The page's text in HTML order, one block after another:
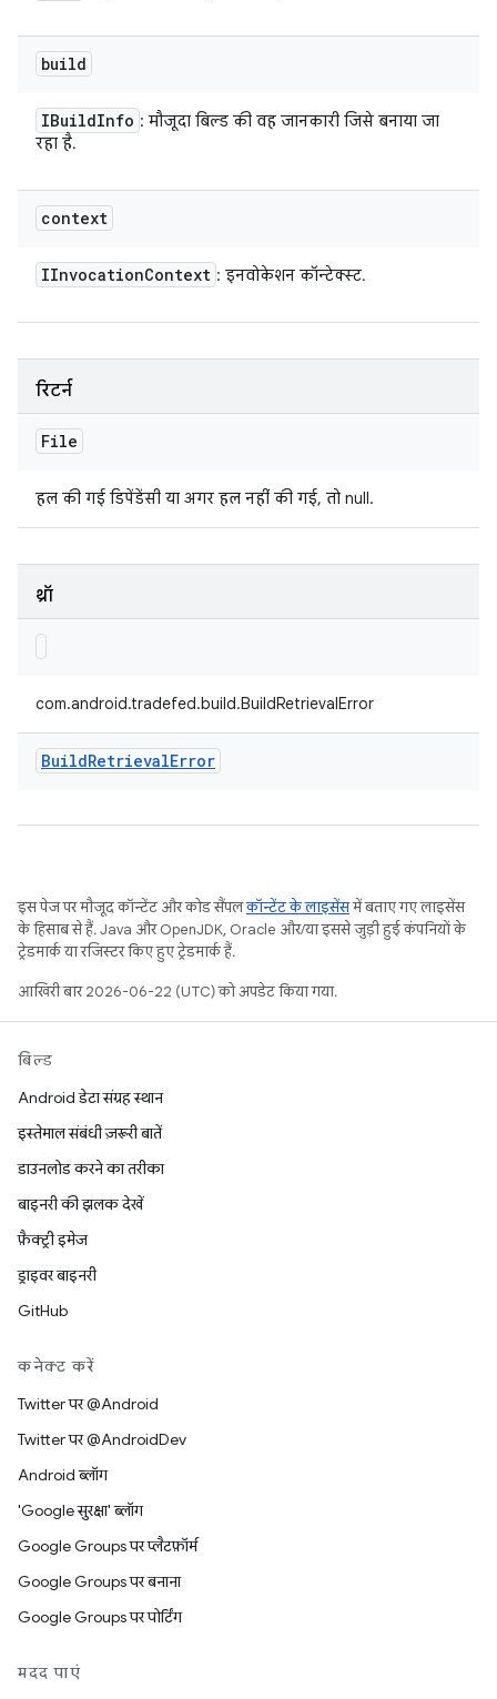
build
IBuildInfo : मौजूदा बिल्ड की वह जानकारी जिसे बनाया जा
रहा है.
context
IInvocationContext : इनवोकेशन कॉन्टेक्स्ट.
रिटर्न
File
हल की गई डिपेंडेंसी या अगर हल नहीं की गई, तो null.
थ्रॉ
com.android.tradefed.build.BuildRetrievalError
BuildRetrievalError
इस पेज पर मौजूद कॉन्टेंट और कोड सैंपलकॉन्टेंट के लाइसेंसमें बताए गए लाइसेंस
के हिसाब से हैं. Java और OpenJDK, Oracle और/या इससे जुड़ी हुई कंपनियों के
ट्रेडमार्क या रजिस्टर किए हुए ट्रेडमार्क हैं.
आखिरी बार 2026-06-22 (UTC) को अपडेट किया गया.
बिल्ड
Android डेटा संग्रह स्थान
इस्तेमाल संबंधी ज़रूरी बातें
डाउनलोड करने का तरीका
बाइनरी की झलक देखें
फ़ैक्ट्री इमेज
ड्राइवर बाइनरी
GitHub
कनेक्ट करें
Twitter पर @Android
Twitter पर @AndroidDev
Android ब्लॉग
'Google सुरक्षा' ब्लॉग
Google Groups पर प्लैटफ़ॉर्म
Google Groups पर बनाना
Google Groups पर पोर्टिंग
मदद पाएं